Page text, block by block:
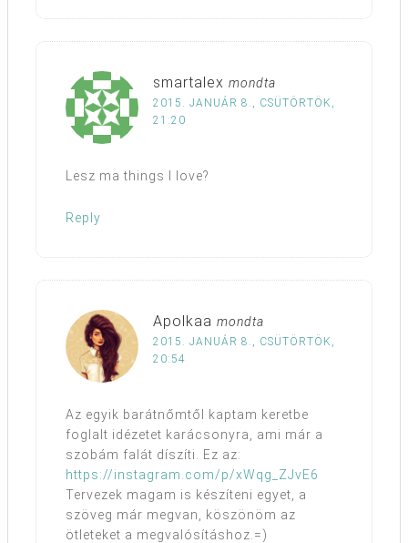
smartalex mondta
2015. JANUÁR 8., CSÜTÖRTÖK,
21:20
Lesz ma things I love?
Reply
Apolkaa mondta
2015. JANUÁR 8., CSÜTÖRTÖK,
20:54
Az egyik barátnőmtől kaptam keretbe
foglalt idézetet karácsonyra, ami már a
szobám falát díszíti. Ez az:
https://instagram.com/p/xWqg_ZJvE6
Tervezek magam is készíteni egyet, a
szöveg már megvan, köszönöm az
ötleteket a megvalósításhoz.=)